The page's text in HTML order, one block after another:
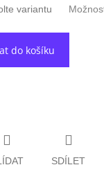
variantu
do košíku
SDÍLET